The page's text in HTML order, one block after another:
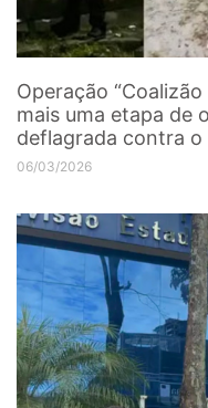
Operação
mais uma etapa de
deflagrada contra
06/03/2026